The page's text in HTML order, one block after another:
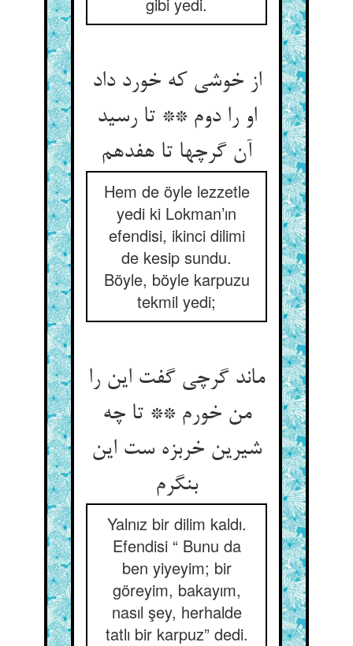
از خوشی که خورد داد
او را دوم ** تا رسید
آن گرچها تا هفدهم‏
Hem de öyle lezzetle
yedi ki Lokman’ın
efendisi, ikinci dilimi
de kesip sundu.
Böyle, böyle karpuzu
tekmil yedi;
ماند گرچی گفت این را
من خورم ** تا چه
شیرین خربزه ست این
بنگرم‏
Yalnız bir dilim kaldı.
Efendisi “ Bunu da
ben yiyeyim; bir
göreyim, bakayım,
nasıl şey, herhalde
tatlı bir karpuz” dedi.